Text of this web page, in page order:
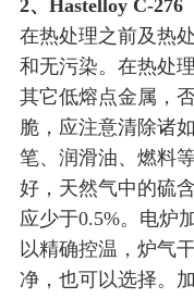
2、Hastelloy C-276
在热处理之前及热
和无污染。在热处
其它低熔点金属，
脆，应注意清除诸
笔、润滑油、燃料
好，天然气中的硫
应少于0.5%。电炉
以精确控温，炉气
净，也可以选择。